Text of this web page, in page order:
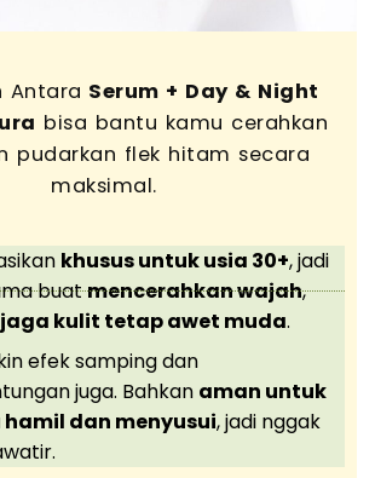
Antara Serum + Day & Night
bisa bantu kamu cerahkan
pudarkan flek hitam secara
maksimal.
khusus untuk usia 30+, jadi
buatmencerahkan wajah,
jaga kulit tetap awet muda.
efek samping dan
juga. Bahkan aman untuk
dan menyusui, jadi nggak